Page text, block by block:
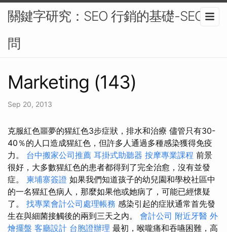
關鍵字研究：SEO 行銷的基礎-SEO顧
問
Marketing (143)
Sep 20, 2013
克服紅色噩夢的猩紅色3步症狀，排水和治療 儘管只有30-
40％的人口造成猩紅色，但許多人通過多種感染獲得免疫
力。 台中搬家公司推薦 耳掛式助聽器 按摩專業課程 前景
很好，大多數猩紅色的患者都得到了完全治愈，沒有並發
症。 柬埔寨簽證 如果我們知道孩子的幼兒園和學校社區中
的一名猩紅色病人，那麼如果他或她病了，可能已經懷疑
了。 找專業會計公司處理帳務 感染引起的症狀通常首先發
生在與細菌接觸後的兩到三天之內。 會計公司 附近牙醫 外
燴擺盤 客廳設計 台胞證辦理 最初，喉嚨痛和吞嚥困難，高